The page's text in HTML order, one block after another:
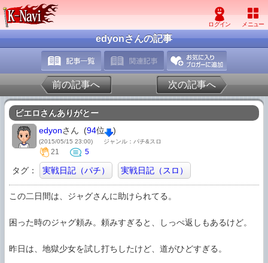
edyonさんの記事
前の記事へ 次の記事へ
ピエロさんありがとー
edyonさん (94位 )
(2015/05/15 23:00) ジャンル：パチ&スロ
21 5
タグ： 実戦日記（パチ） 実戦日記（スロ）
この二日間は、ジャグさんに助けられてる。
困った時のジャグ頼み。頼みすぎると、しっぺ返しもあるけど。
昨日は、地獄少女を試し打ちしたけど、道がひどすぎる。